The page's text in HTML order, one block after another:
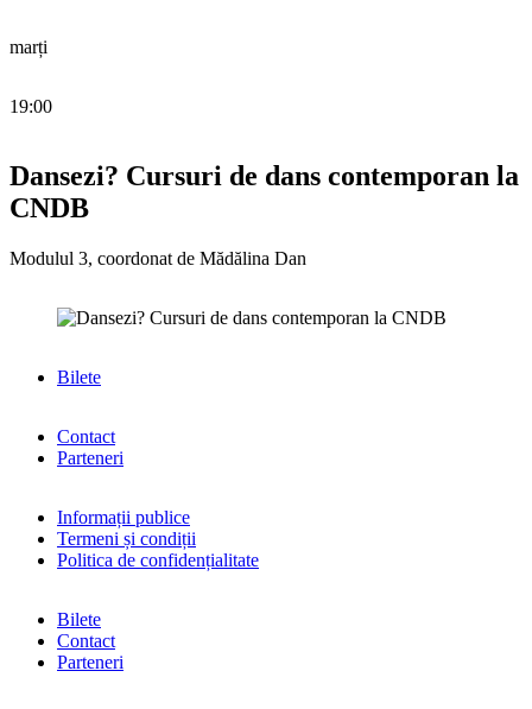
marți
19:00
Dansezi? Cursuri de dans contemporan la
CNDB
Modulul 3, coordonat de Mădălina Dan
Bilete
Contact
Parteneri
Informații publice
Termeni și condiții
Politica de confidențialitate
Bilete
Contact
Parteneri